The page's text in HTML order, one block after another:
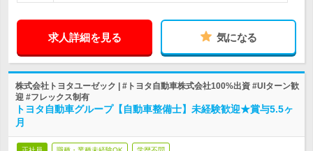
求人詳細を見る 気になる
株式会社トヨタユーゼック | #トヨタ自動車株式会社100%出資 #UIターン歓
迎 #フレックス制有
トヨタ自動車グループ【自動車整備士】未経験歓迎★賞与5.5ヶ
月